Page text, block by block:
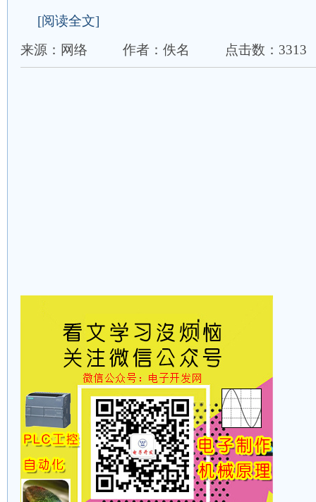
[阅读全文]
来源：网络
作者：佚名 点击数：3313